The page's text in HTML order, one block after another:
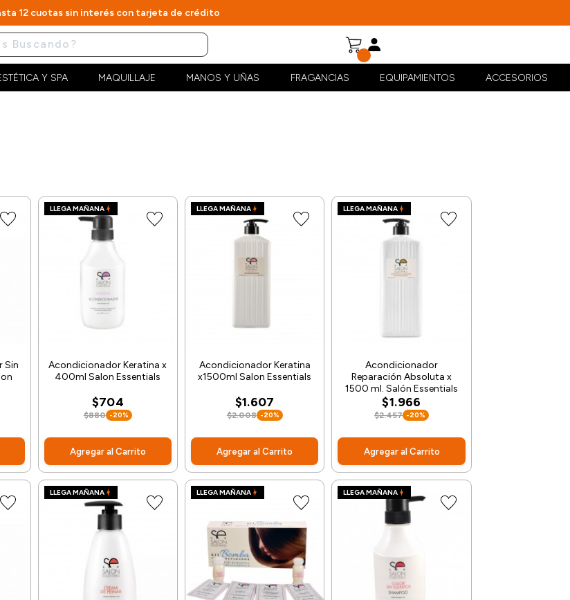
12 cuotas sin interés con tarjeta de crédito
Y SPA MAQUILLAJE MANOS Y UÑAS FRAGANCIAS EQUIPAMIENTOS ACCESORIOS
Sin
LLEGA MAÑANA
Acondicionador Keratina x
400ml Salon Essentials
$704
$880 -20%
Agregar al Carrito
LLEGA MAÑANA
Acondicionador Keratina
x1500ml Salon Essentials
$1.607
$2.008 -20%
Agregar al Carrito
LLEGA MAÑANA
Acondicionador
Reparación Absoluta x
1500 ml. Salón Essentials
$1.966
$2.457 -20%
Agregar al Carrito
LLEGA MAÑANA LLEGA MAÑANA LLEGA MAÑANA